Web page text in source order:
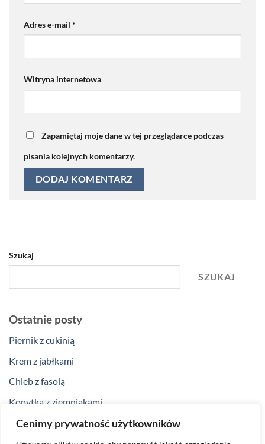
Cenimy prywatność użytkowników
Adres e-mail *
Witryna internetowa
Zapamiętaj moje dane w tej przeglądarce podczas
pisania kolejnych komentarzy.
Szukaj
SZUKAJ
Ostatnie posty
Piernik z cukinią
Krem z jabłkami
Chleb z fasolą
Kopytka z ziemniakami
Klopsiki z curry